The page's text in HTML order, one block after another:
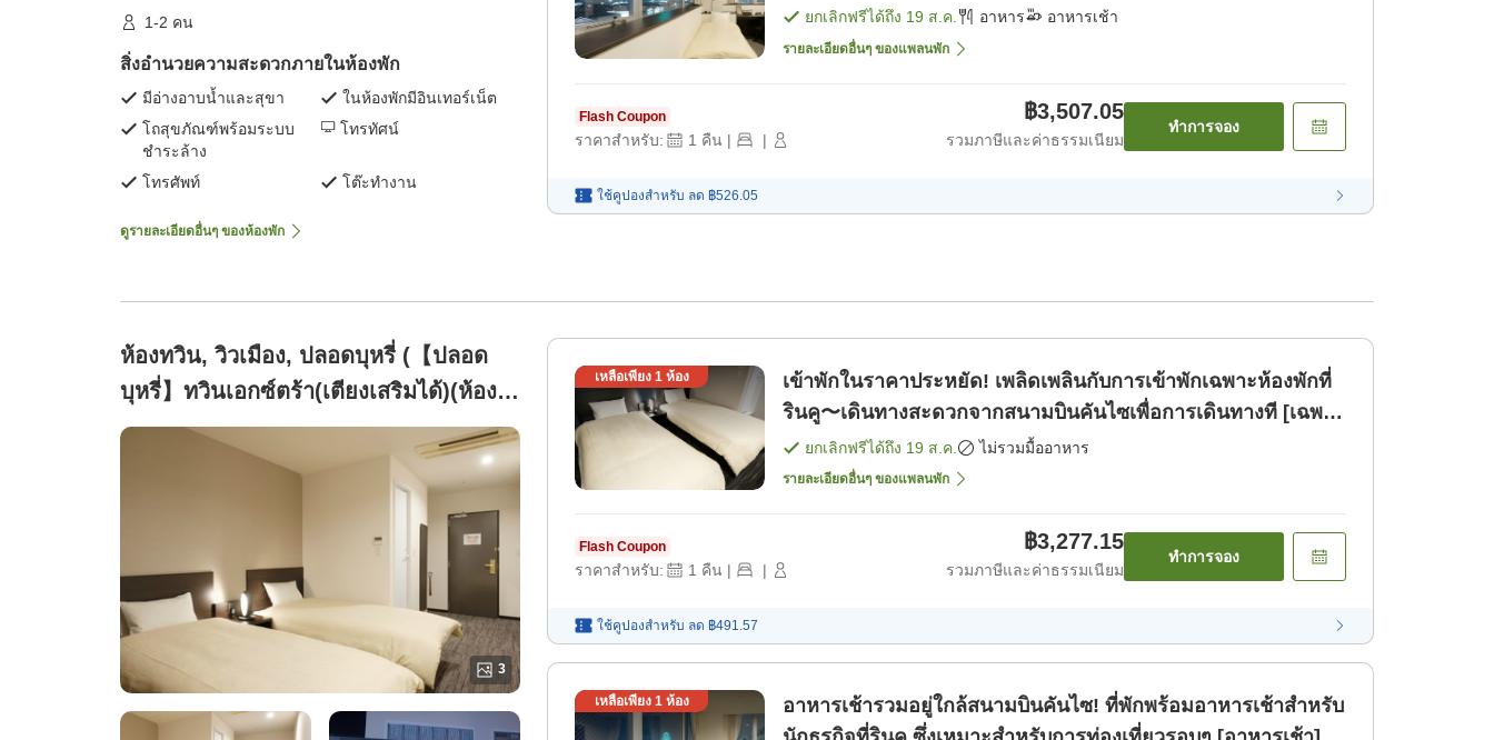
1-2 คน
สิ่งอำนวยความสะดวกภายในห้องพัก
มีอ่างอาบน้ำและสุขา
ในห้องพักมีอินเทอร์เน็ต
โถสุขภัณฑ์พร้อมระบบ
ชำระล้าง
โทรทัศน์
โทรศัพท์ โต๊ะทำงาน
ดูรายละเอียดอื่นๆ ของห้องพัก
ยกเลิกฟรีได้ถึง 19 ส.ค. อาหาร อาหารเช้า
รายละเอียดอื่นๆ ของแพลนพัก
Flash Coupon
ราคาสำหรับ: 1 คืน | |
฿3,507.05
รวมภาษีและค่าธรรมเนียม
ทำการจอง
ใช้คูปองสำหรับ ลด ฿526.05
ห้องทวิน, วิวเมือง, ปลอดบุหรี่ (【ปลอด
บุหรี่】ทวินเอกซ์ตร้า(เตียงเสริมได้)(ห้อง
สไตล์ยุโรป))
3
เหลือเพียง 1ห้อง
เข้าพักในราคาประหยัด! เพลิดเพลินกับการเข้าพักเฉพาะห้องพักที่
รินคู〜เดินทางสะดวกจากสนามบินคันไซเพื่อการเดินทางที [เฉพาะ
ห้องพัก]
ยกเลิกฟรีได้ถึง 19 ส.ค. ไม่รวมมื้ออาหาร
รายละเอียดอื่นๆ ของแพลนพัก
Flash Coupon
ราคาสำหรับ: 1 คืน | |
฿3,277.15
รวมภาษีและค่าธรรมเนียม
ทำการจอง
ใช้คูปองสำหรับ ลด ฿491.57
เหลือเพียง 1ห้อง
อาหารเช้ารวมอยู่ใกล้สนามบินคันไซ! ที่พักพร้อมอาหารเช้าสำหรับ